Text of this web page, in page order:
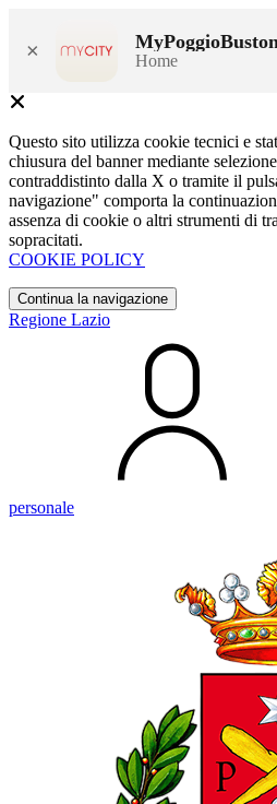
× Home
Questo sito utilizza cookie tecnici e
chiusura del banner mediante
contraddistinto dalla X o tramite il
navigazione" comporta la
assenza di cookie o altri strumenti di
sopracitati.
COOKIE POLICY
Continua la navigazione
Regione Lazio
personale